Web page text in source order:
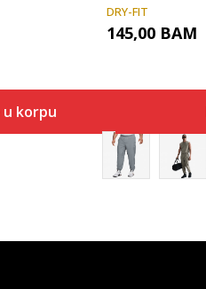
korpu
DRY-FIT
145,00 BAM